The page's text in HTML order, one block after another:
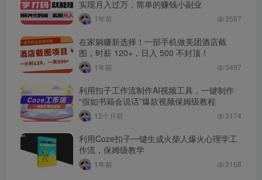
实现月入过万，简单的赚钱小副业
1年前 3587
在家躺赚新选择！一部手机做美团酒店截
图，时薪 120+，日入 500 不封顶！
1年前 3497
利用扣子工作流制作AI视频工具，一键制作
“假如书籍会说话”爆款视频保姆级教程
12个月前 3174
利用Coze扣子一键生成火柴人爆火心理学工
作流，保姆级教学
1年前 3168